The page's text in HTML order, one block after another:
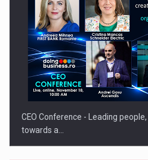
CEO Conference - Leading
towards a…